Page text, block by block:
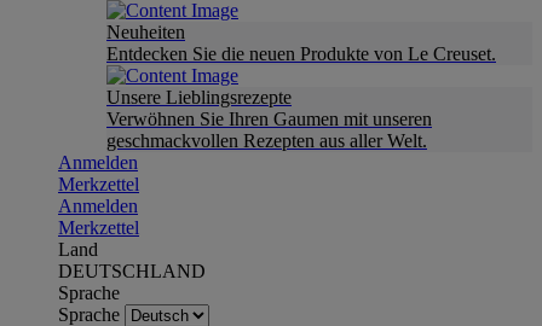
Neuheiten
Entdecken Sie die neuen Produkte von Le Creuset.
Unsere Lieblingsrezepte
Verwöhnen Sie Ihren Gaumen mit unseren
geschmackvollen Rezepten aus aller Welt.
Anmelden
Merkzettel
Anmelden
Merkzettel
Land
DEUTSCHLAND
Sprache
Sprache